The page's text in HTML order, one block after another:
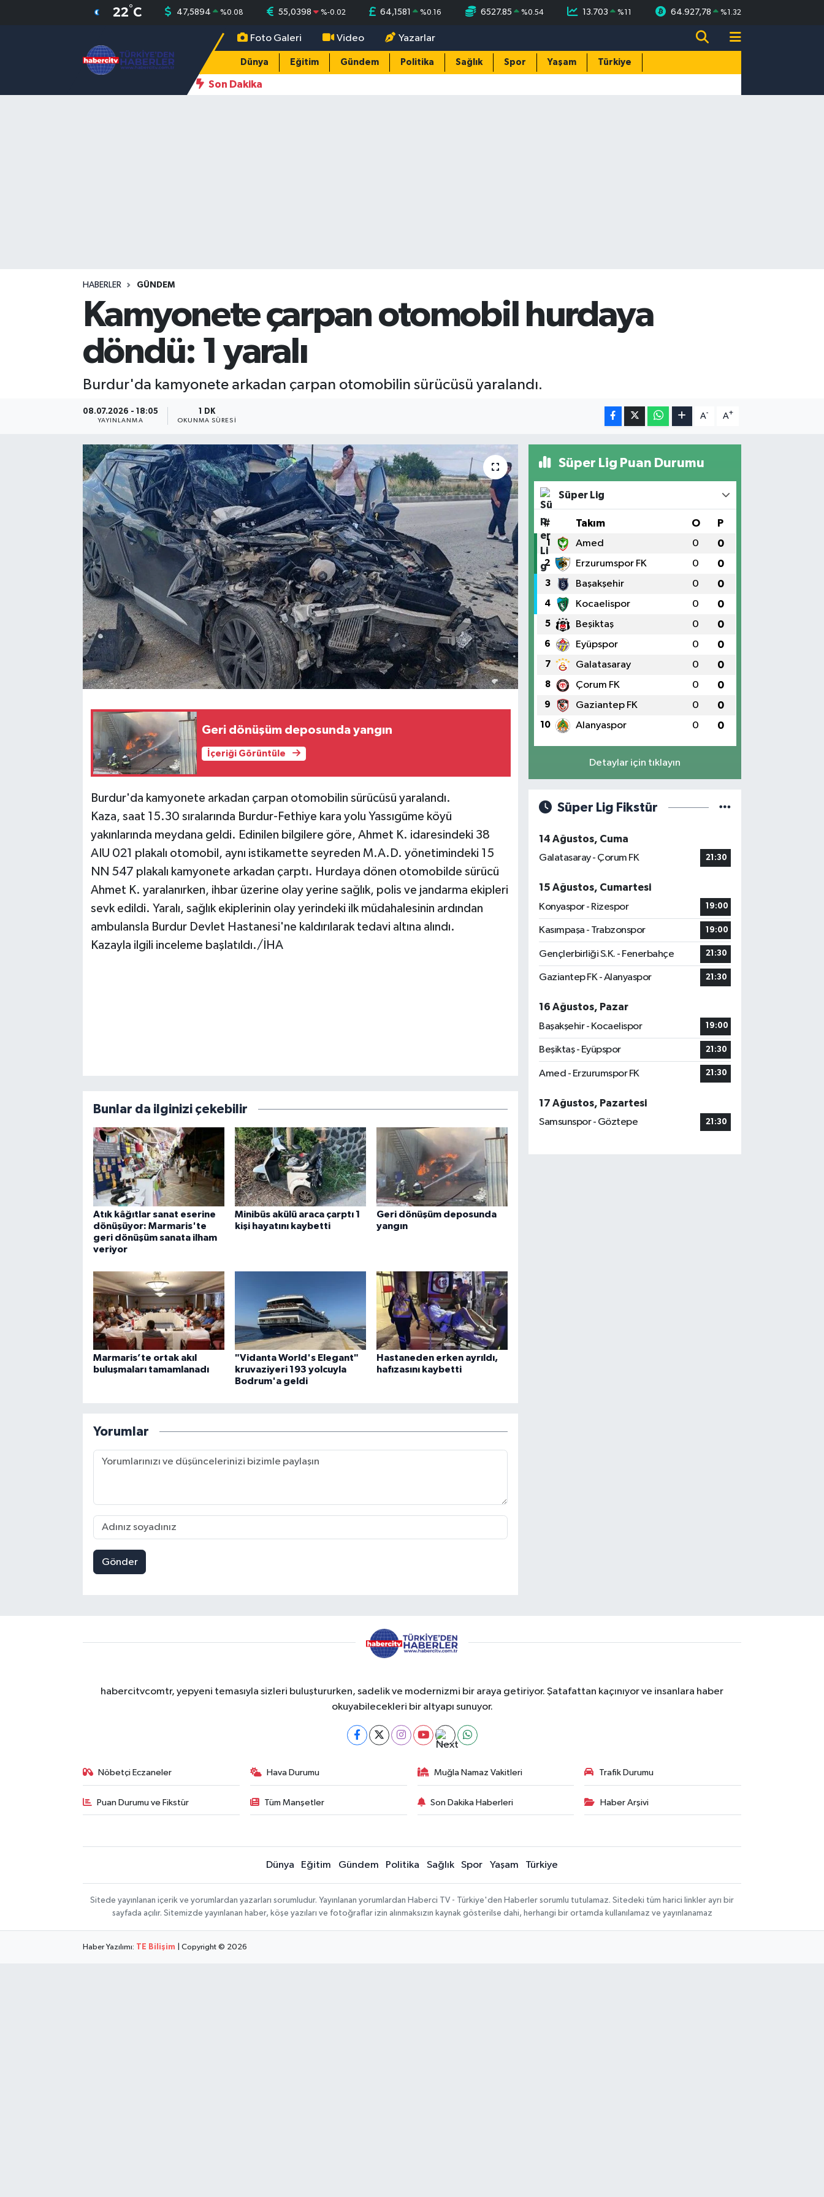
22°C 47,5894 %0.08 55,0398 %-0.02 64,1581 %0.16 6527.85 %0.54 13.703 %11 64.927,78 %1.32
Foto Galeri Video Yazarlar
Dünya Eğitim Gündem Politika Sağlık Spor Yaşam Türkiye
Son Dakika
HABERLER GÜNDEM
Kamyonete çarpan otomobil hurdaya
döndü: 1 yaralı
Burdur'da kamyonete arkadan çarpan otomobilin sürücüsü yaralandı.
08.07.2026 - 18:05
YAYINLANMA
1 DK
OKUNMA SÜRESI
A- A+
Geri dönüşüm deposunda yangın
İçeriği Görüntüle
Burdur'da kamyonete arkadan çarpan otomobilin sürücüsü yaralandı.
Kaza, saat 15.30 sıralarında Burdur-Fethiye kara yolu Yassıgüme köyü
yakınlarında meydana geldi. Edinilen bilgilere göre, Ahmet K. idaresindeki 38
AIU 021 plakalı otomobil, aynı istikamette seyreden M.A.D. yönetimindeki 15
NN 547 plakalı kamyonete arkadan çarptı. Hurdaya dönen otomobilde sürücü
Ahmet K. yaralanırken, ihbar üzerine olay yerine sağlık, polis ve jandarma ekipleri
sevk edildi. Yaralı, sağlık ekiplerinin olay yerindeki ilk müdahalesinin ardından
ambulansla Burdur Devlet Hastanesi'ne kaldırılarak tedavi altına alındı.
Kazayla ilgili inceleme başlatıldı./İHA
Bunlar da ilginizi çekebilir
Atık kâğıtlar sanat eserine
dönüşüyor: Marmaris'te
geri dönüşüm sanata ilham
veriyor
Minibüs akülü araca çarptı 1
kişi hayatını kaybetti
Geri dönüşüm deposunda
yangın
Marmaris’te ortak akıl
buluşmaları tamamlanadı
"Vidanta World's Elegant"
kruvaziyeri 193 yolcuyla
Bodrum'a geldi
Hastaneden erken ayrıldı,
hafızasını kaybetti
Yorumlar
Gönder
Süper Lig Puan Durumu
Süper Lig
# Takım O P
1 Amed 0 0
2 Erzurumspor FK 0 0
3 Başakşehir 0 0
4 Kocaelispor 0 0
5 Beşiktaş 0 0
6 Eyüpspor 0 0
7 Galatasaray 0 0
8 Çorum FK 0 0
9 Gaziantep FK 0 0
10 Alanyaspor 0 0
Detaylar için tıklayın
Süper Lig Fikstür
14 Ağustos, Cuma
Galatasaray - Çorum FK
21:30
15 Ağustos, Cumartesi
Konyaspor - Rizespor
19:00
Kasımpaşa - Trabzonspor 19:00
Gençlerbirliği S.K. - Fenerbahçe 21:30
Gaziantep FK - Alanyaspor 21:30
16 Ağustos, Pazar
Başakşehir - Kocaelispor
19:00
Beşiktaş - Eyüpspor 21:30
Amed - Erzurumspor FK 21:30
17 Ağustos, Pazartesi
Samsunspor - Göztepe
21:30
habercitvcomtr, yepyeni temasıyla sizleri buluştururken, sadelik ve modernizmi bir araya getiriyor. Şatafattan kaçınıyor ve insanlara haber
okuyabilecekleri bir altyapı sunuyor.
Nöbetçi Eczaneler Hava Durumu Muğla Namaz Vakitleri Trafik Durumu
Puan Durumu ve Fikstür Tüm Manşetler Son Dakika Haberleri Haber Arşivi
Dünya Eğitim Gündem Politika Sağlık Spor Yaşam Türkiye
Sitede yayınlanan içerik ve yorumlardan yazarları sorumludur. Yayınlanan yorumlardan Haberci TV - Türkiye'den Haberler sorumlu tutulamaz. Sitedeki tüm harici linkler ayrı bir
sayfada açılır. Sitemizde yayınlanan haber, köşe yazıları ve fotoğraflar izin alınmaksızın kaynak gösterilse dahi, herhangi bir ortamda kullanılamaz ve yayınlanamaz
Haber Yazılımı: TE Bilişim | Copyright © 2026
Nöbetçi Eczaneler
Hava Durumu